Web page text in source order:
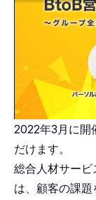
2022年3月に開
だけます。
総合人材サー
は、顧客の課